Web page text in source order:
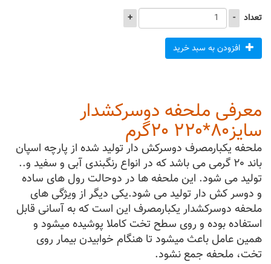
تعداد
-
+
افزودن به سبد خرید
معرفی ملحفه دوسرکشدار
سایز۸۰*۲۲۰ ۲۰گرم
ملحفه یکبارمصرف دوسرکش دار تولید شده از پارچه اسپان
باند ۲۰ گرمی می باشد که در انواع رنگبندی آبی و سفید و..
تولید می شود. این ملحفه ها در دوحالت رول های ساده
و دوسر کش دار تولید می شود.یکی دیگر از ویژگی های
ملحفه دوسرکشدار یکبارمصرف این است که به آسانی قابل
استفاده بوده و روی سطح تخت کاملا پوشیده میشود و
همین عامل باعث میشود تا هنگام خوابیدن بیمار روی
تخت، ملحفه جمع نشود.